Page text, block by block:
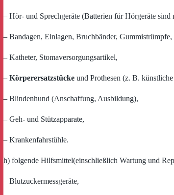
– Hör- und Sprechgeräte (Batterien für Hörgeräte sind
– Bandagen, Einlagen, Bruchbänder,
– Katheter, Stomaversorgungsartikel,
– Körperersatzstücke und Prothesen (z. B.
– Blindenhund (Anschaffung, Ausbildung),
– Geh- und Stützapparate,
– Krankenfahrstühle.
h) folgende Hilfsmittel(einschließlich Wartung und
– Blutzuckermessgeräte,